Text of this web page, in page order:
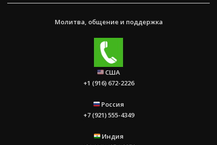
Молитва, общение и поддержка
США
+1 (916) 672-2226
Россия
+7 (921) 555-4349
Индия